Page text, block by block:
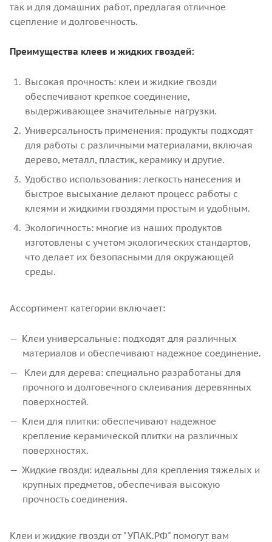
так и для домашних работ, предлагая отличное
сцепление и долговечность.
Преимущества клеев и жидких гвоздей:
Высокая прочность: клеи и жидкие гвозди
обеспечивают крепкое соединение,
выдерживающее значительные нагрузки.
Универсальность применения: продукты подходят
для работы с различными материалами, включая
дерево, металл, пластик, керамику и другие.
Удобство использования: легкость нанесения и
быстрое высыхание делают процесс работы с
клеями и жидкими гвоздями простым и удобным.
Экологичность: многие из наших продуктов
изготовлены с учетом экологических стандартов,
что делает их безопасными для окружающей
среды.
Ассортимент категории включает:
Клеи универсальные: подходят для различных
материалов и обеспечивают надежное соединение.
Клеи для дерева: специально разработаны для
прочного и долговечного склеивания деревянных
поверхностей.
Клеи для плитки: обеспечивают надежное
крепление керамической плитки на различных
поверхностях.
Жидкие гвозди: идеальны для крепления тяжелых и
крупных предметов, обеспечивая высокую
прочность соединения.
Клеи и жидкие гвозди от "УПАК.РФ" помогут вам